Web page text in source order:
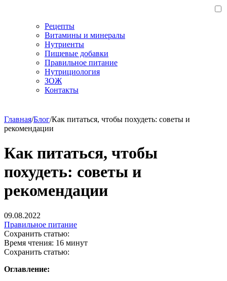
Рецепты
Витамины и минералы
Нутриенты
Пищевые добавки
Правильное питание
Нутрициология
ЗОЖ
Контакты
Главная/Блог/Как питаться, чтобы похудеть: советы и
рекомендации
Как питаться, чтобы
похудеть: советы и
рекомендации
09.08.2022
Правильное питание
Сохранить статью:
Время чтения: 16 минут
Сохранить статью:
Оглавление: